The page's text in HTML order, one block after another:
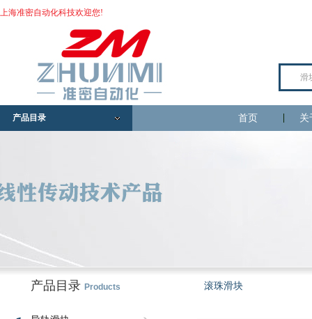
上海准密自动化科技欢迎您!
产品目录 首页 关
产品目录 Products 滚珠滑块